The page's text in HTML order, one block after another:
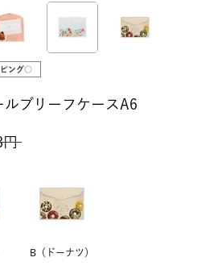
ピング○
ルブリーフケースA6
B（ドーナツ）